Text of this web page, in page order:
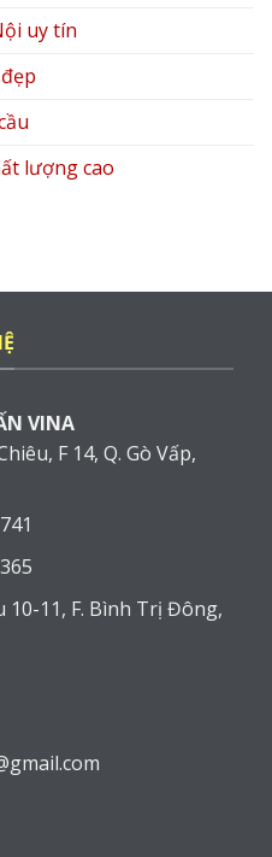
uy tín
lượng cao
VINA
F 14, Q. Gò Vấp,
10-11, F. Bình Trị Đông,